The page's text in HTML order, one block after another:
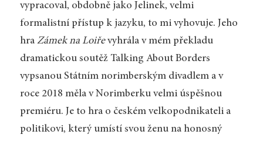
vypracoval, obdobně jako Jelinek, velmi
formalistní přístup k jazyku, to mi vyhovuje. Jeho
hra Zámek na Loiřevyhrála v mém překladu
dramatickou soutěž Talking About Borders
vypsanou Státním norimberským divadlem a v
roce 2018 měla v Norimberku velmi úspěšnou
premiéru. Je to hra o českém velkopodnikateli a
politikovi, který umístí svou ženu na honosný